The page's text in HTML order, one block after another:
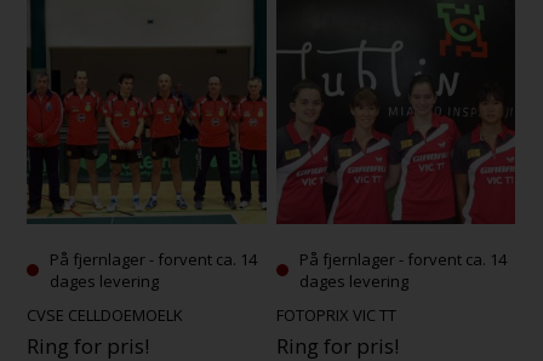
På fjernlager - forvent ca. 14
dages levering
CVSE CELLDOEMOELK
Ring for pris!
På fjernlager - forvent ca. 14
dages levering
FOTOPRIX VIC TT
Ring for pris!